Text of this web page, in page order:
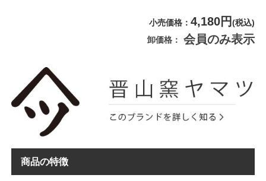
小売価格 4,180円(税込)
卸価格
会員のみ表示
商品の特徴